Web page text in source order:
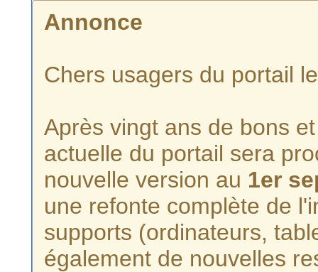
Annonce
Chers usagers du portail
Après vingt ans de bons
actuelle du portail sera
nouvelle version au 1er
une refonte complète de
supports (ordinateurs,
également de nouvelles